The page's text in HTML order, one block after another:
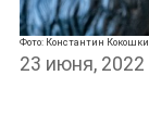
Фото: Константин
23 июня, 2022